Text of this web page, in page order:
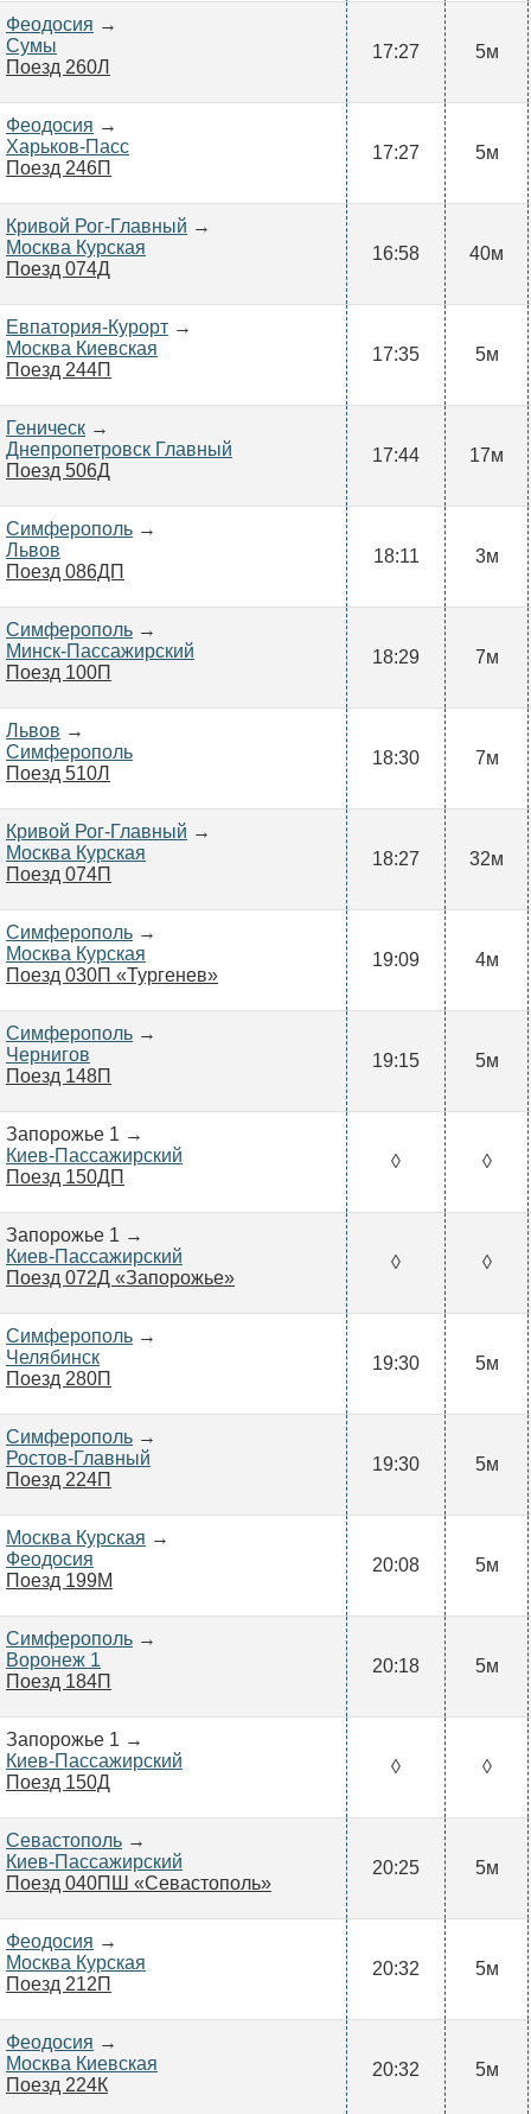
Феодосия →
Сумы
Поезд 260Л
17:27 5м
Феодосия →
Харьков-Пасс
Поезд 246П
17:27 5м
Кривой Рог-Главный →
Москва Курская
Поезд 074Д
16:58 40м
Евпатория-Курорт →
Москва Киевская
Поезд 244П
17:35 5м
Геническ →
Днепропетровск Главный
Поезд 506Д
17:44 17м
Симферополь →
Львов
Поезд 086ДП
18:11 3м
Симферополь →
Минск-Пассажирский
Поезд 100П
18:29 7м
Львов →
Симферополь
Поезд 510Л
18:30 7м
Кривой Рог-Главный →
Москва Курская
Поезд 074П
18:27 32м
Симферополь →
Москва Курская
Поезд 030П «Тургенев»
19:09 4м
Симферополь →
Чернигов
Поезд 148П
19:15 5м
Запорожье 1 →
Киев-Пассажирский
Поезд 150ДП
◊ ◊
Запорожье 1 →
Киев-Пассажирский
Поезд 072Д «Запорожье»
◊ ◊
Симферополь →
Челябинск
Поезд 280П
19:30 5м
Симферополь →
Ростов-Главный
Поезд 224П
19:30 5м
Москва Курская →
Феодосия
Поезд 199М
20:08 5м
Симферополь →
Воронеж 1
Поезд 184П
20:18 5м
Запорожье 1 →
Киев-Пассажирский
Поезд 150Д
◊ ◊
Севастополь →
Киев-Пассажирский
Поезд 040ПШ «Севастополь»
20:25 5м
Феодосия →
Москва Курская
Поезд 212П
20:32 5м
Феодосия →
Москва Киевская
Поезд 224К
20:32 5м